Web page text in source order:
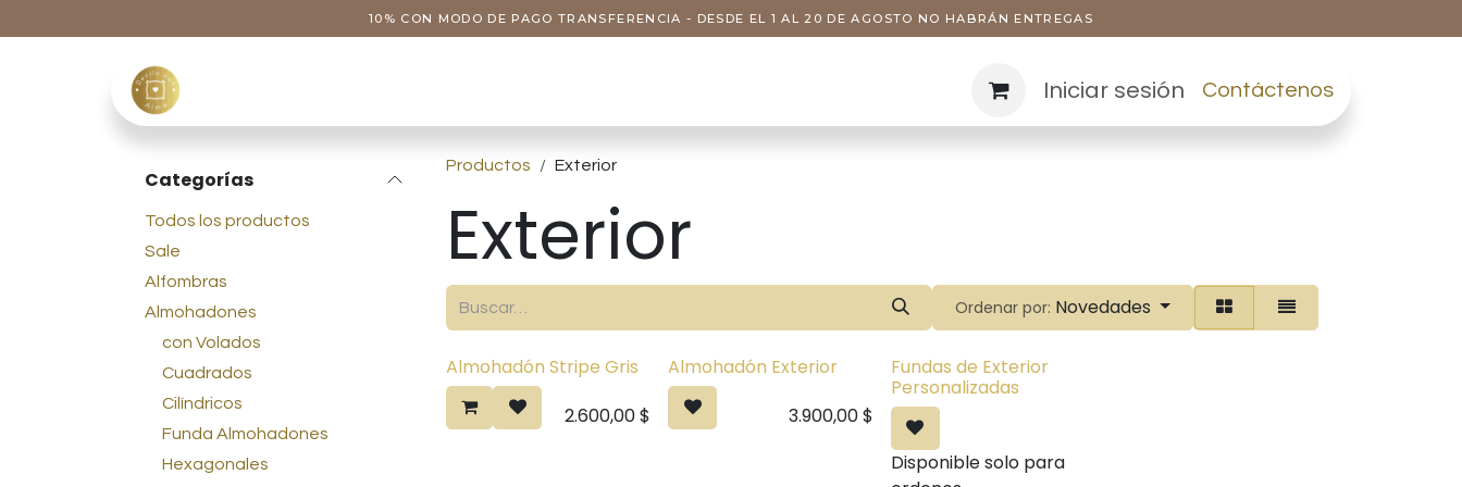
10% CON MODO DE PAGO TRANSFERENCIA - DESDE EL 1 AL 20 DE AGOSTO NO HABRÁN ENTREGAS
Iniciar sesión Contáctenos
Categorías
Todos los productos
Sale
Alfombras
Almohadones
con Volados
Cuadrados
Cilíndricos
Funda Almohadones
Hexagonales
Productos Exterior
Exterior
Ordenar por: Novedades
Almohadón Stripe Gris
2.600,00$
Almohadón Exterior
3.900,00$
Fundas de Exterior
Personalizadas
Disponible solo para